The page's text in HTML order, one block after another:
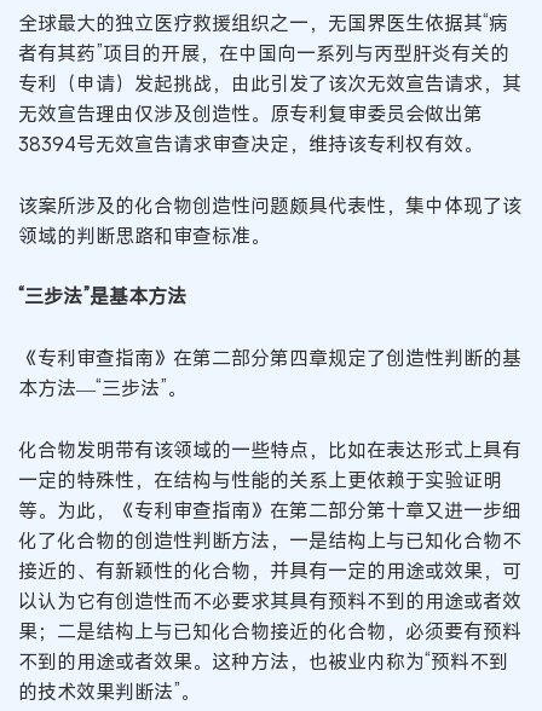
全球最大的独立医疗救援组织之一，无国界医生依据其“病
者有其药”项目的开展，在中国向一系列与丙型肝炎有关的
专利（申请）发起挑战，由此引发了该次无效宣告请求，其
无效宣告理由仅涉及创造性。原专利复审委员会做出第
38394号无效宣告请求审查决定，维持该专利权有效。
该案所涉及的化合物创造性问题颇具代表性，集中体现了该
领域的判断思路和审查标准。
“三步法”是基本方法
《专利审查指南》在第二部分第四章规定了创造性判断的基
本方法—“三步法”。
化合物发明带有该领域的一些特点，比如在表达形式上具有
一定的特殊性，在结构与性能的关系上更依赖于实验证明
等。为此，《专利审查指南》在第二部分第十章又进一步细
化了化合物的创造性判断方法，一是结构上与已知化合物不
接近的、有新颖性的化合物，并具有一定的用途或效果，可
以认为它有创造性而不必要求其具有预料不到的用途或者效
果；二是结构上与已知化合物接近的化合物，必须要有预料
不到的用途或者效果。这种方法，也被业内称为“预料不到
的技术效果判断法”。